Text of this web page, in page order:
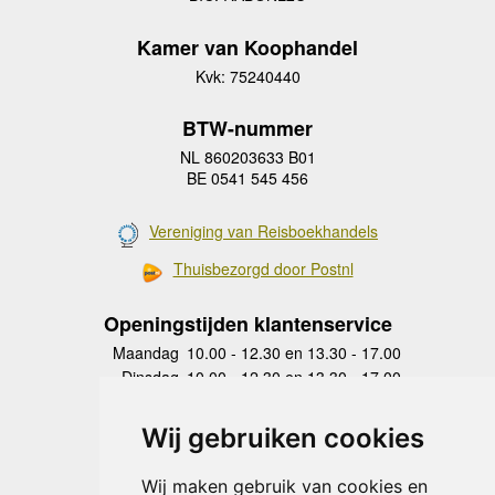
Wij gebruiken cookies
Wij maken gebruik van cookies en
Kamer van Koophandel
Kvk: 75240440
BTW-nummer
NL 860203633 B01
BE 0541 545 456
Vereniging van Reisboekhandels
Thuisbezorgd door Postnl
Openingstijden klantenservice
Maandag 10.00 - 12.30 en 13.30 - 17.00
Dinsdag 10.00 - 12.30 en 13.30 - 17.00
Donderdag
10.00 - 12.30 en 13.30 - 17.00
Vrijdag 10.00 - 12.30 en 13.30 - 17.00
Zaterdag
gesloten